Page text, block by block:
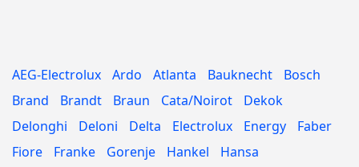
AEG-Electrolux Ardo Atlanta Bauknecht
Bosch
Brand
Brandt Braun Cata/Noirot
Dekok
Delonghi
Deloni Delta Electrolux Energy
Faber
Fiore
Franke Gorenje Hankel
Hansa